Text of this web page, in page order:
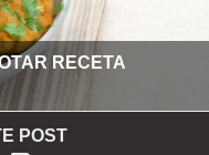
RECETA
POST